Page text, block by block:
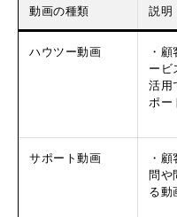
動画の種類 説明
ハウツー動画
・
ービ
活用
ポー
サポート動画
・
問や
る動